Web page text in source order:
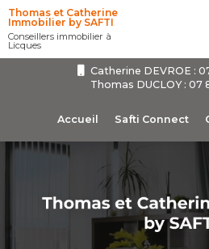
Aller
au
contenu
principal
Catherine DEVROE :
Thomas DUCLOY : 07
Accueil Safti Connect
Thomas et Catherine
Immobilier by SAFTI
Conseillers immobilier à
Licques